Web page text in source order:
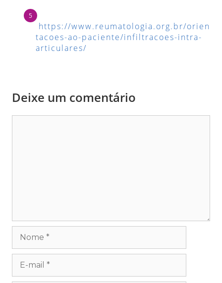
https://www.reumatologia.org.br/orien
tacoes-ao-paciente/infiltracoes-intra-
articulares/
Deixe um comentário